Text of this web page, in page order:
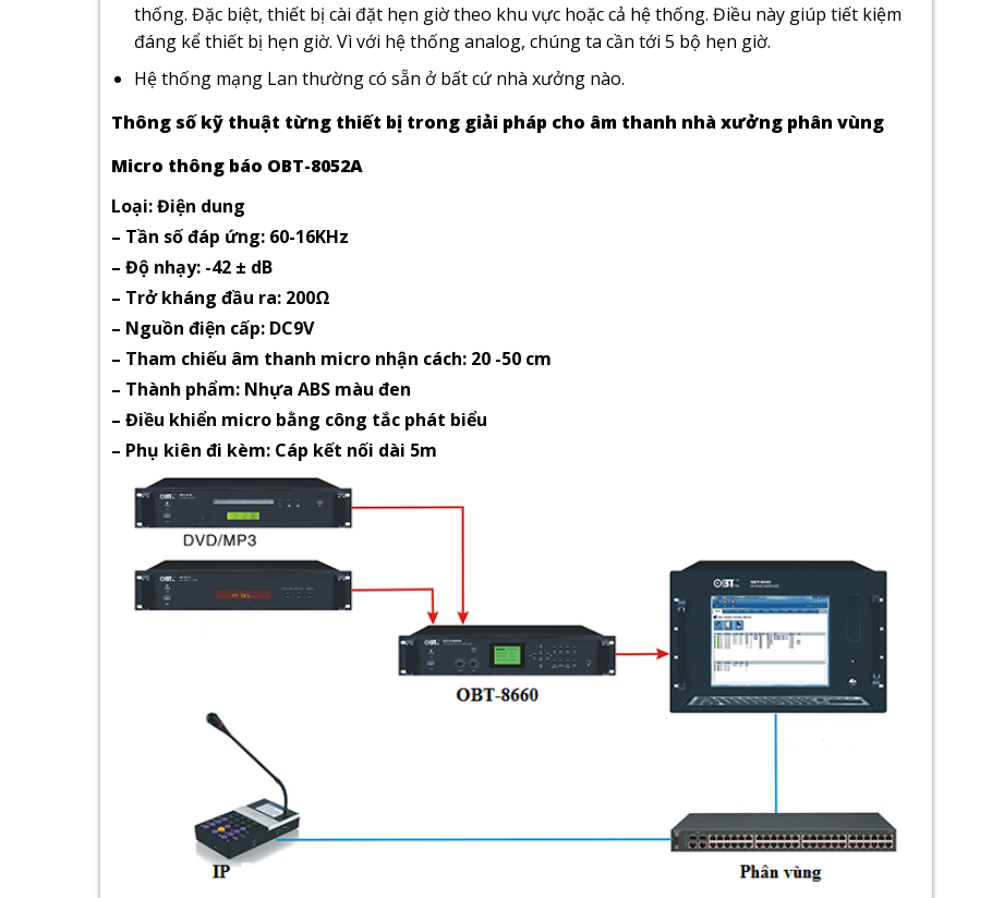
thống. Đặc biệt, thiết bị cài đặt hẹn giờ theo khu vực hoặc cả hệ thống. Điều này giúp tiết kiệm
đáng kể thiết bị hẹn giờ. Vì với hệ thống analog, chúng ta cần tới 5 bộ hẹn giờ.
Hệ thống mạng Lan thường có sẵn ở bất cứ nhà xưởng nào.
Thông số kỹ thuật từng thiết bị trong giải pháp cho âm thanh nhà xưởng phân vùng
Micro thông báo OBT-8052A
Loại: Điện dung
– Tần số đáp ứng: 60-16KHz
– Độ nhạy: -42 ± dB
– Trở kháng đầu ra: 200Ω
– Nguồn điện cấp: DC9V
– Tham chiếu âm thanh micro nhận cách: 20 -50 cm
– Thành phẩm: Nhựa ABS màu đen
– Điều khiển micro bằng công tắc phát biểu
– Phụ kiên đi kèm: Cáp kết nối dài 5m